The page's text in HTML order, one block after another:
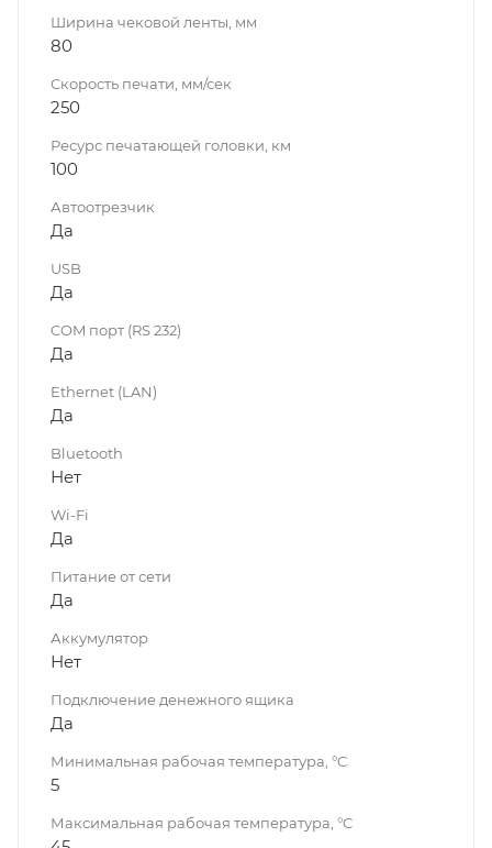
Ширина чековой ленты, мм
80
Скорость печати, мм/сек
250
Ресурс печатающей головки, км
100
Автоотрезчик
Да
USB
Да
COM порт (RS 232)
Да
Ethernet (LAN)
Да
Bluetooth
Нет
Wi-Fi
Да
Питание от сети
Да
Аккумулятор
Нет
Подключение денежного ящика
Да
Минимальная рабочая температура, °C
5
Максимальная рабочая температура, °C